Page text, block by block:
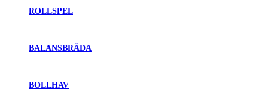
ROLLSPEL
BALANSBRÄDA
BOLLHAV